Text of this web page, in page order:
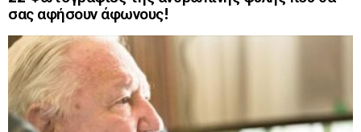
σας αφήσουν άφωνους!